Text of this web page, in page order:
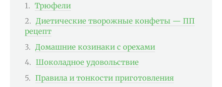
Трюфели
Диетические творожные конфеты — ПП
рецепт
Домашние козинаки с орехами
Шоколадное удовольствие
Правила и тонкости приготовления